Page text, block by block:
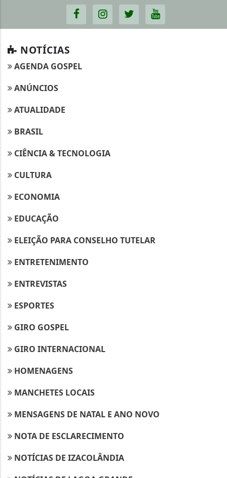
NOTÍCIAS
AGENDA GOSPEL
ANÚNCIOS
ATUALIDADE
BRASIL
CIÊNCIA & TECNOLOGIA
CULTURA
ECONOMIA
EDUCAÇÃO
ELEIÇÃO PARA CONSELHO TUTELAR
ENTRETENIMENTO
ENTREVISTAS
ESPORTES
GIRO GOSPEL
GIRO INTERNACIONAL
HOMENAGENS
MANCHETES LOCAIS
MENSAGENS DE NATAL E ANO NOVO
NOTA DE ESCLARECIMENTO
NOTÍCIAS DE IZACOLÂNDIA